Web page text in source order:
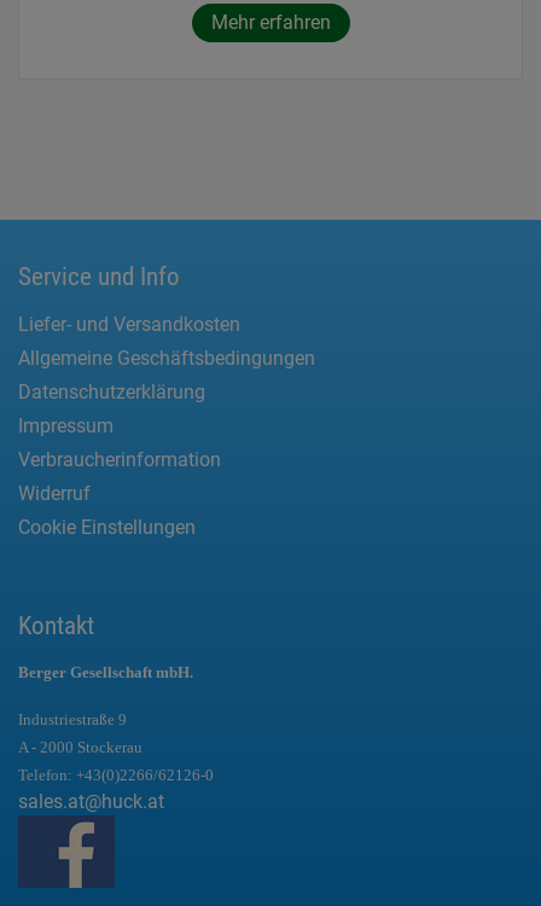
Mehr erfahren
Service und Info
Liefer- und Versandkosten
Allgemeine Geschäftsbedingungen
Datenschutzerklärung
Impressum
Verbraucherinformation
Widerruf
Cookie Einstellungen
Kontakt
Berger Gesellschaft mbH.
Industriestraße 9
A - 2000 Stockerau
Telefon: +43(0)2266/62126-0
sales.at@huck.at